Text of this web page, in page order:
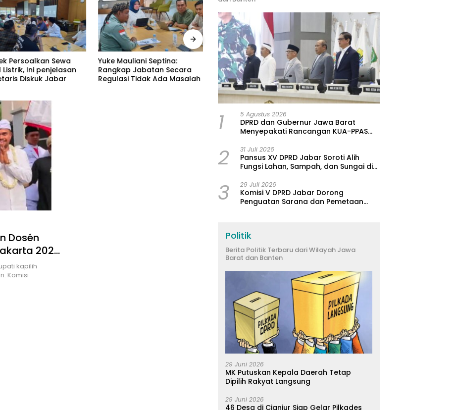
Persoalkan Sewa
Listrik, Ini penjelasan
Diskuk Jabar
Yuke Mauliani Septina:
Rangkap Jabatan Secara
Regulasi Tidak Ada Masalah
Penguatan Kompetensi
Psikolog Klinis, Sekda Jabar:
Petugas Harus Datangi
Masyarakat
Kualitas Udara Memburuk,
DLH Jabar
Beberkan Tambang Citatah
Lampaui Baku Mutu
Dosén
2024
kapilih
Komisi
1 5 Agustus 2026
DPRD dan Gubernur Jawa Barat
Menyepakati Rancangan KUA-PPAS
2 31 Juli 2026
Pansus XV DPRD Jabar Soroti Alih
Fungsi Lahan, Sampah, dan Sungai di
3 29 Juli 2026
Komisi V DPRD Jabar Dorong
Penguatan Sarana dan Pemetaan
Politik
Berita Politik Terbaru dari Wilayah Jawa
Barat dan Banten
29 Juni 2026
MK Putuskan Kepala Daerah Tetap
Dipilih Rakyat Langsung
29 Juni 2026
46 Desa di Cianjur Siap Gelar Pilkades